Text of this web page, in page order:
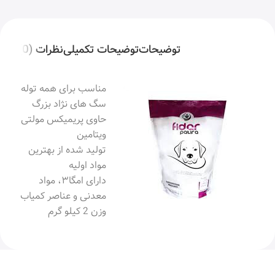
توضیحاتتوضیحات تکمیلینظرات (0)
مناسب برای همه توله
سگ های نژاد بزرگ
حاوی پریمیکس مولتی
ویتامین
تولید شده از بهترین
مواد اولیه
دارای امگا۳، مواد
معدنی و عناصر کمیاب
وزن 2 کیلو گرم